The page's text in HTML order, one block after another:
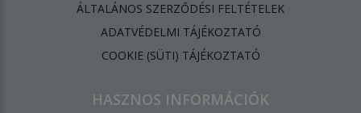
ÁLTALÁNOS SZERZŐDÉSI FELTÉTELEK
ADATVÉDELMI TÁJÉKOZTATÓ
​COOKIE (SÜTI) TÁJÉKOZTATÓ
HASZNOS INFORMÁCIÓK